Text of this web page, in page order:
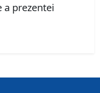
a prezentei